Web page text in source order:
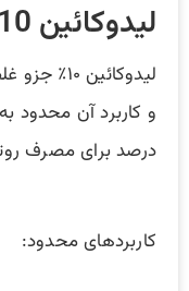
لیدوکائین 10 درصد برای چیست؟
و کاربرد آن
درصد برای مصرف
کاربردهای محدود: